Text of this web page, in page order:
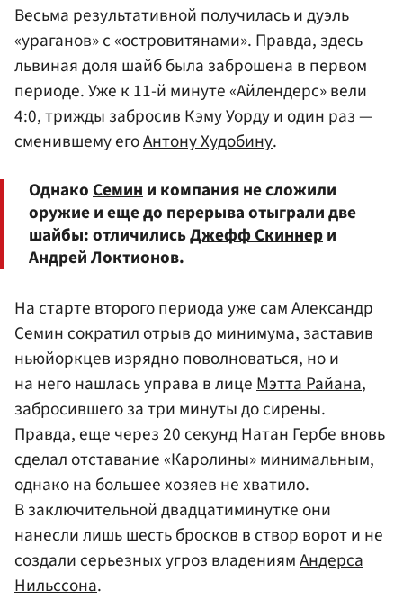
Весьма результативной получилась и дуэль
«ураганов» с «островитянами». Правда, здесь
львиная доля шайб была заброшена в первом
периоде. Уже к 11-й минуте «Айлендерс» вели
4:0, трижды забросив Кэму Уорду и один раз —
сменившему егоАнтону Худобину.
ОднакоСемини компания не сложили
оружие и еще до перерыва отыграли две
шайбы: отличилисьДжефф Скиннери
Андрей Локтионов.
На старте второго периода уже сам Александр
Семин сократил отрыв до минимума, заставив
ньюйоркцев изрядно поволноваться, но и
на него нашлась управа в лицеМэтта Райана,
забросившего за три минуты до сирены.
Правда, еще через 20 секунд Натан Гербе вновь
сделал отставание «Каролины» минимальным,
однако на большее хозяев не хватило.
В заключительной двадцатиминутке они
нанесли лишь шесть бросков в створ ворот и не
создали серьезных угроз владениямАндерса
Нильссона.